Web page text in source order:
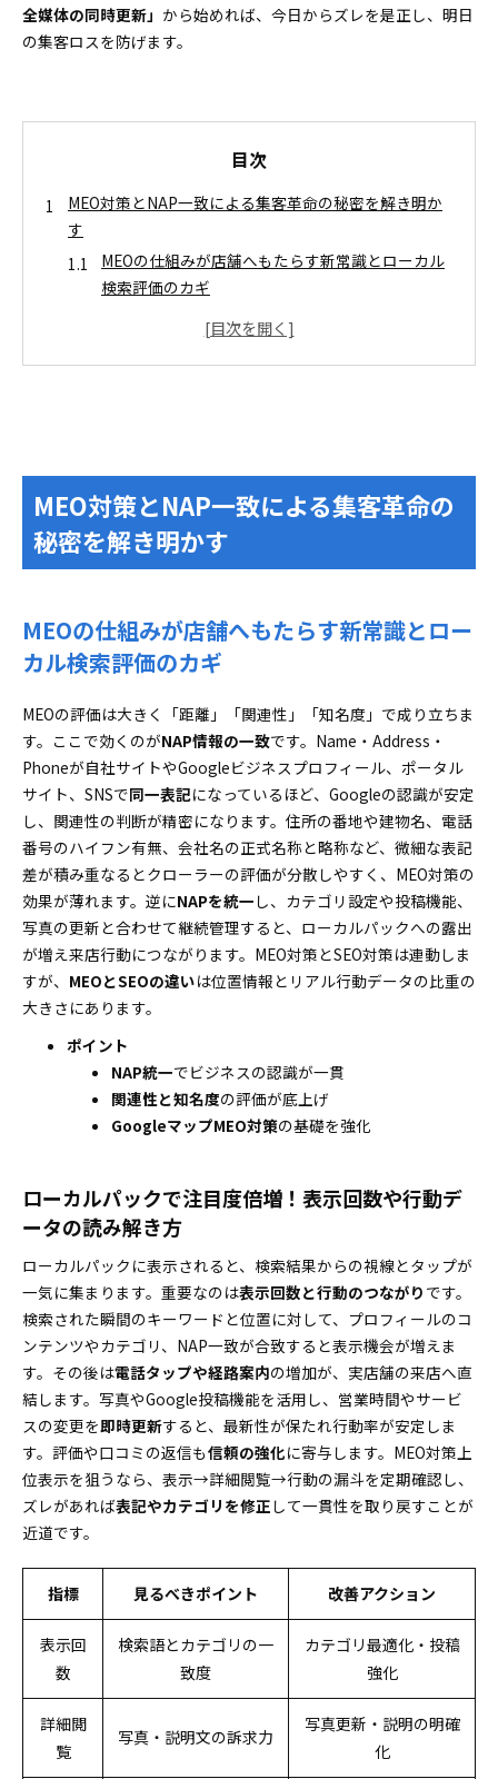
全媒体の同時更新」 から始めれば、今日からズレを是正し、明日
の集客ロスを防げます。
目次
MEO対策とNAP一致による集客革命の秘密を解き明か
す
MEOの仕組みが店舗へもたらす新常識とローカル
検索評価のカギ
NAP一致でGoogleから選ばれる店舗へ！認知精度
が格段に向上する理由
NAP一致のすごい効果とズレが招くリスクを事例で解
説
不一致がよく起きるシーン＆見つけ出すコツを伝
授
する仕組み
NAP統一を実現する4ステップ！実践マニュアルでもっ
理想的な基準NAP決定から自社サイト修正までの
王道プロセス
ポータルやSNSやGoogleビジネスプロフィールを
一気にアップデート
サイテーションを増やしてMEO対策を成功に導く信頼
獲得戦略
本当に効果の高い媒体選び＆登録で損しないため
の注意点
レビューや写真や投稿の一貫性で評価アップを実
感しよう
表記ズレ撃退！変更時も安心な一括更新フローと運用
安定の裏ワザ
月次チェックに使える管理表テンプレートと確認
頻度のススメ
成果が見えてモチベ倍増！改善指標と即効タスクリス
改善が実感できる指標選びと見える化ダッシュボ
ードのすすめ
30分でスタートダッシュ！初回チェック＆即日効
果アップ術
多店舗や多言語での展開でもNAP一致を崩さないプロ
の工夫
多拠点運用の“あるある”を解決！ルール作りと権
限設計のコツ
多言語表記や翻訳時でもブレない固有名詞ルール
を公開
MEO対策でよくある疑問を今すぐ解決！プロが答える
FAQ
MEO対策とNAP一致による集客革命の
秘密を解き明かす
MEOの仕組みが店舗へもたらす新常識とロー
カル検索評価のカギ
MEOの評価は大きく「距離」「関連性」「知名度」で成り立ちま
す。ここで効くのがNAP情報の一致です。Name・Address・
Phoneが自社サイトやGoogleビジネスプロフィール、ポータル
サイト、SNSで同一表記になっているほど、Googleの認識が安定
し、関連性の判断が精密になります。住所の番地や建物名、電話
番号のハイフン有無、会社名の正式名称と略称など、微細な表記
差が積み重なるとクローラーの評価が分散しやすく、MEO対策の
効果が薄れます。逆にNAPを統一 し、カテゴリ設定や投稿機能、
写真の更新と合わせて継続管理すると、ローカルパックへの露出
が増え来店行動につながります。MEO対策とSEO対策は連動しま
すが、 MEOとSEOの違いは位置情報とリアル行動データの比重の
大きさにあります。
ポイント
NAP統一でビジネスの認識が一貫
関連性と知名度の評価が底上げ
GoogleマップMEO対策の基礎を強化
ローカルパックで注目度倍増！表示回数や行動デ
ータの読み解き方
ローカルパックに表示されると、検索結果からの視線とタップが
一気に集まります。重要なのは表示回数と行動のつながり です。
検索された瞬間のキーワードと位置に対して、プロフィールのコ
ンテンツやカテゴリ、NAP一致が合致すると表示機会が増えま
す。その後は電話タップや経路案内の増加が、実店舗の来店へ直
結します。写真やGoogle投稿機能を活用し、営業時間やサービ
スの変更を即時更新すると、最新性が保たれ行動率が安定しま
す。評価や口コミの返信も信頼の強化に寄与します。MEO対策上
位表示を狙うなら、表示→詳細閲覧→行動の漏斗を定期確認し、
ズレがあれば表記やカテゴリを修正 して一貫性を取り戻すことが
近道です。
指標 見るべきポイント 改善アクション
表示回
数
検索語とカテゴリの一
致度
カテゴリ最適化・投稿
強化
詳細閲
覧
写真・説明文の訴求力
写真更新・説明の明確
化